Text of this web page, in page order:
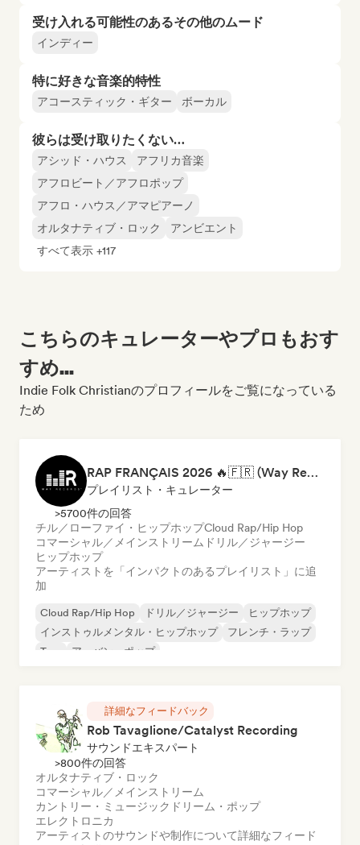
受け入れる可能性のあるその他のムード
インディー
特に好きな音楽的特性
アコースティック・ギター ボーカル
彼らは受け取りたくない…
アシッド・ハウス
アフリカ音楽
アフロビート／アフロポップ
アフロ・ハウス／アマピアーノ
オルタナティブ・ロック
アンビエント
すべて表示 +117
こちらのキュレーターやプロもおす
すめ...
Indie Folk Christianのプロフィールをご覧になっている
ため
RAP FRANÇAIS 2026 🔥🇫🇷 (Way Records)
プレイリスト・キュレーター
>5700件の回答
チル／ローファイ・ヒップホップCloud Rap/Hip Hop
コマーシャル／メインストリーム ドリル／ジャージー
ヒップホップ
アーティストを「インパクトのあるプレイリスト」に追
加
Cloud Rap/Hip Hop ドリル／ジャージー
ヒップホップ
インストゥルメンタル・ヒップホップ
フレンチ・ラップ
Trap
アーバン・ポップ
詳細なフィードバック
Rob Tavaglione/Catalyst Recording
サウンドエキスパート
>800件の回答
オルタナティブ・ロック
コマーシャル／メインストリーム
カントリー・ミュージック ドリーム・ポップ
エレクトロニカ
アーティストのサウンドや制作について詳細なフィード